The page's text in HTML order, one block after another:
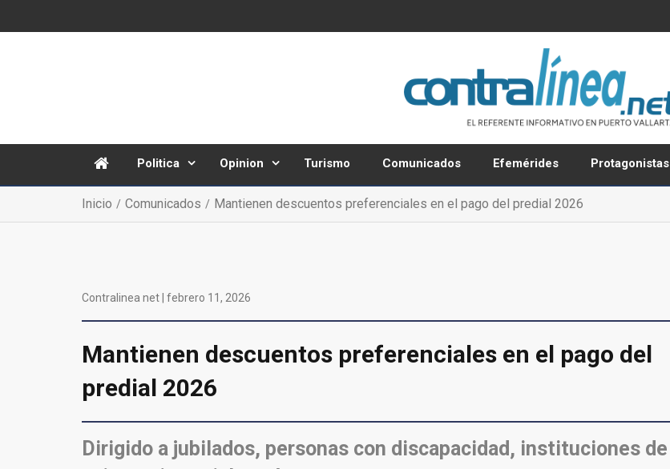
Politica Opinion Turismo Comunicados Efemérides Protagonistas
Inicio Comunicados Mantienen descuentos preferenciales en el pago del predial 2026
Contralinea net | febrero 11, 2026
Mantienen descuentos preferenciales en el pago del
predial 2026
Dirigido a jubilados, personas con discapacidad, instituciones de